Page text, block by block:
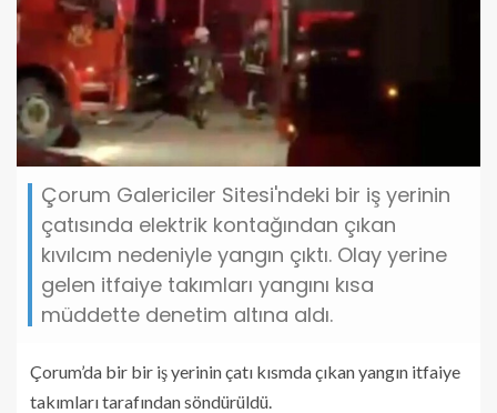
Çorum Galericiler Sitesi'ndeki bir iş yerinin
çatısında elektrik kontağından çıkan
kıvılcım nedeniyle yangın çıktı. Olay yerine
gelen itfaiye takımları yangını kısa
müddette denetim altına aldı.
Çorum’da bir bir iş yerinin çatı kısmda çıkan yangın itfaiye
takımları tarafından söndürüldü.